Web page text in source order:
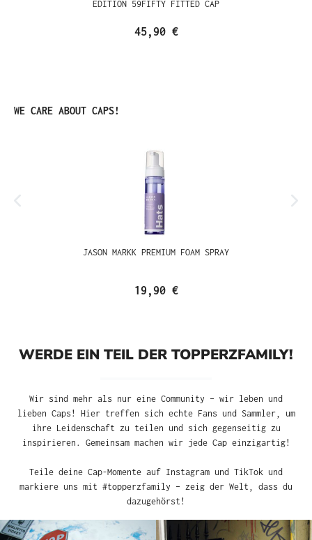
EDITION 59FIFTY FITTED CAP
45,90 €
Produktgalerie überspringen
WE CARE ABOUT CAPS!
JASON MARKK PREMIUM FOAM SPRAY
19,90 €
WERDE EIN TEIL DER TOPPERZFAMILY!
Wir sind mehr als nur eine Community – wir leben und
lieben Caps! Hier treffen sich echte Fans und Sammler, um
ihre Leidenschaft zu teilen und sich gegenseitig zu
inspirieren. Gemeinsam machen wir jede Cap einzigartig!
Teile deine Cap-Momente auf Instagram und TikTok und
markiere uns mit #topperzfamily – zeig der Welt, dass du
dazugehörst!